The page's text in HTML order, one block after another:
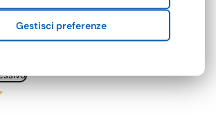
a 4 e 5 stelle.
Gestisci preferenze